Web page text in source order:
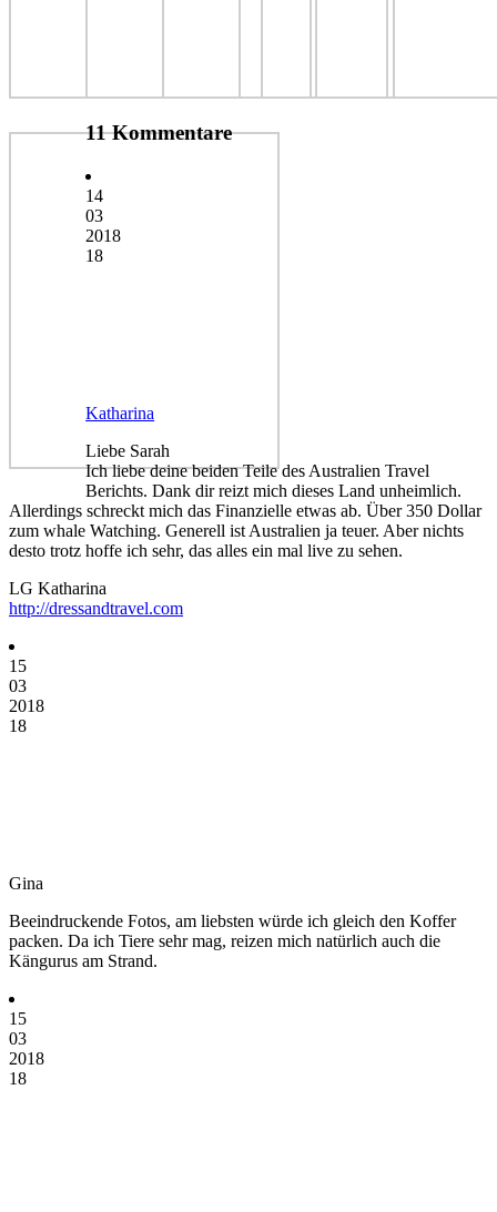
11 Kommentare
14
03
2018
18
Katharina
Liebe Sarah
Ich liebe deine beiden Teile des Australien Travel
Berichts. Dank dir reizt mich dieses Land unheimlich.
Allerdings schreckt mich das Finanzielle etwas ab. Über 350 Dollar
zum whale Watching. Generell ist Australien ja teuer. Aber nichts
desto trotz hoffe ich sehr, das alles ein mal live zu sehen.
LG Katharina
http://dressandtravel.com
15
03
2018
18
Gina
Beeindruckende Fotos, am liebsten würde ich gleich den Koffer
packen. Da ich Tiere sehr mag, reizen mich natürlich auch die
Kängurus am Strand.
15
03
2018
18